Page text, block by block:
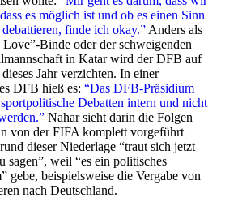
es möglich ist und ob es einen Sinn
finde ich okay.” Anders als
Binde oder der schweigenden
in Katar wird der DFB auf
Jahr verzichten. In einer
DFB hieß es: “Das DFB-Präsidium
Debatten intern und nicht
Nahar sieht darin die Folgen
von der FIFA komplett vorgeführt
dieser Niederlage “traut sich jetzt
sagen”, weil “es ein politisches
gebe, beispielsweise die Vergabe von
nach Deutschland.